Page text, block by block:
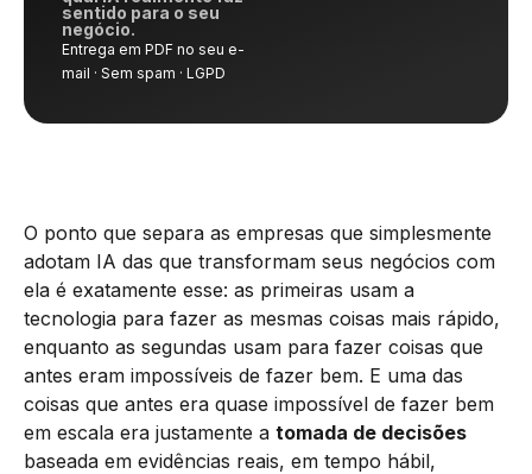
sentido para o seu
negócio.
Entrega em PDF no seu e-
mail · Sem spam · LGPD
O ponto que separa as empresas que simplesmente
adotam IA das que transformam seus negócios com
ela é exatamente esse: as primeiras usam a
tecnologia para fazer as mesmas coisas mais rápido,
enquanto as segundas usam para fazer coisas que
antes eram impossíveis de fazer bem. E uma das
coisas que antes era quase impossível de fazer bem
em escala era justamente a tomada de decisões
baseada em evidências reais, em tempo hábil,